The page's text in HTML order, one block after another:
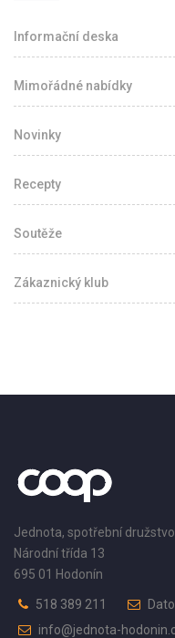
Informační deska
Mimořádné nabídky
Novinky
Recepty
Soutěže
Zákaznický klub
Jednota, spotřební
Národní třída 13
695 01 Hodonín
518 389 211
info@jednota-